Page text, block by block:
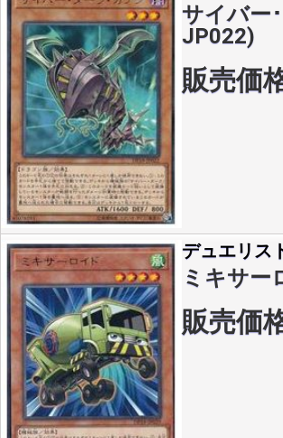
サイバー
JP022)
販売価
デュエリス
ミキサー
販売価